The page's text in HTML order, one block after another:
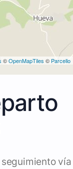
©OpenMapTiles © Parcello
vía